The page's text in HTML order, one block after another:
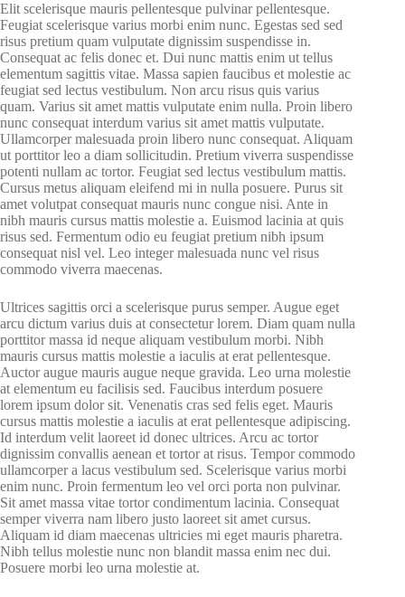
Elit scelerisque mauris pellentesque pulvinar pellentesque.
Feugiat scelerisque varius morbi enim nunc. Egestas sed sed
risus pretium quam vulputate dignissim suspendisse in.
Consequat ac felis donec et. Dui nunc mattis enim ut tellus
elementum sagittis vitae. Massa sapien faucibus et molestie ac
feugiat sed lectus vestibulum. Non arcu risus quis varius
quam. Varius sit amet mattis vulputate enim nulla. Proin libero
nunc consequat interdum varius sit amet mattis vulputate.
Ullamcorper malesuada proin libero nunc consequat. Aliquam
ut porttitor leo a diam sollicitudin. Pretium viverra suspendisse
potenti nullam ac tortor. Feugiat sed lectus vestibulum mattis.
Cursus metus aliquam eleifend mi in nulla posuere. Purus sit
amet volutpat consequat mauris nunc congue nisi. Ante in
nibh mauris cursus mattis molestie a. Euismod lacinia at quis
risus sed. Fermentum odio eu feugiat pretium nibh ipsum
consequat nisl vel. Leo integer malesuada nunc vel risus
commodo viverra maecenas.
Ultrices sagittis orci a scelerisque purus semper. Augue eget
arcu dictum varius duis at consectetur lorem. Diam quam nulla
porttitor massa id neque aliquam vestibulum morbi. Nibh
mauris cursus mattis molestie a iaculis at erat pellentesque.
Auctor augue mauris augue neque gravida. Leo urna molestie
at elementum eu facilisis sed. Faucibus interdum posuere
lorem ipsum dolor sit. Venenatis cras sed felis eget. Mauris
cursus mattis molestie a iaculis at erat pellentesque adipiscing.
Id interdum velit laoreet id donec ultrices. Arcu ac tortor
dignissim convallis aenean et tortor at risus. Tempor commodo
ullamcorper a lacus vestibulum sed. Scelerisque varius morbi
enim nunc. Proin fermentum leo vel orci porta non pulvinar.
Sit amet massa vitae tortor condimentum lacinia. Consequat
semper viverra nam libero justo laoreet sit amet cursus.
Aliquam id diam maecenas ultricies mi eget mauris pharetra.
Nibh tellus molestie nunc non blandit massa enim nec dui.
Posuere morbi leo urna molestie at.